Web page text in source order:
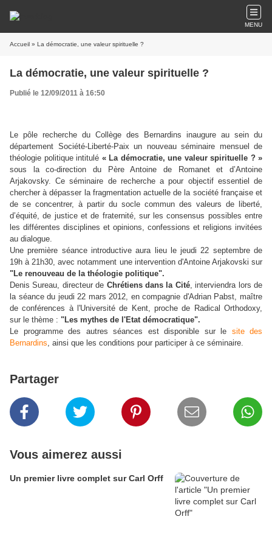
MENU
Accueil » La démocratie, une valeur spirituelle ?
La démocratie, une valeur spirituelle ?
Publié le 12/09/2011 à 16:50
Le pôle recherche du Collège des Bernardins inaugure au sein du
département Société-Liberté-Paix un nouveau séminaire mensuel de
théologie politique intitulé « La démocratie, une valeur spirituelle ? »
sous la co-direction du Père Antoine de Romanet et d’Antoine
Arjakovsky. Ce séminaire de recherche a pour objectif essentiel de
chercher à dépasser la fragmentation actuelle de la société française et
de se concentrer, à partir du socle commun des valeurs de liberté,
d’équité, de justice et de fraternité, sur les consensus possibles entre
les différentes disciplines et opinions, confessions et religions invitées
au dialogue.
Une première séance introductive aura lieu le jeudi 22 septembre de
19h à 21h30, avec notamment une intervention d'Antoine Arjakovski sur
"Le renouveau de la théologie politique".
Denis Sureau, directeur de Chrétiens dans la Cité, interviendra lors de
la séance du jeudi 22 mars 2012, en compagnie d'Adrian Pabst, maître
de conférences à l'Université de Kent, proche de Radical Orthodoxy,
sur le thème : "Les mythes de l'Etat démocratique".
Le programme des autres séances est disponible sur le site des
Bernardins, ainsi que les conditions pour participer à ce séminaire.
Partager
Vous aimerez aussi
Un premier livre complet sur Carl Orff